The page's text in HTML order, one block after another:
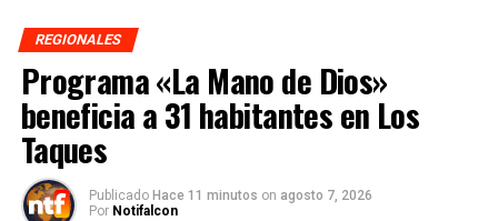
REGIONALES
Programa «La Mano de Dios»
beneficia a 31 habitantes en Los
Taques
Publicado Hace 11 minutos on agosto 7, 2026
Por Notifalcon